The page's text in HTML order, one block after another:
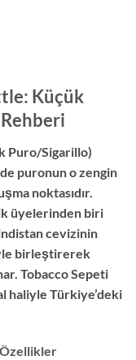
Küçük
Puro/Sigarillo)
puronun o zengin
noktasıdır.
üyelerinden biri
cevizinin
birleştirerek
Tobacco Sepeti
haliyle Türkiye’deki